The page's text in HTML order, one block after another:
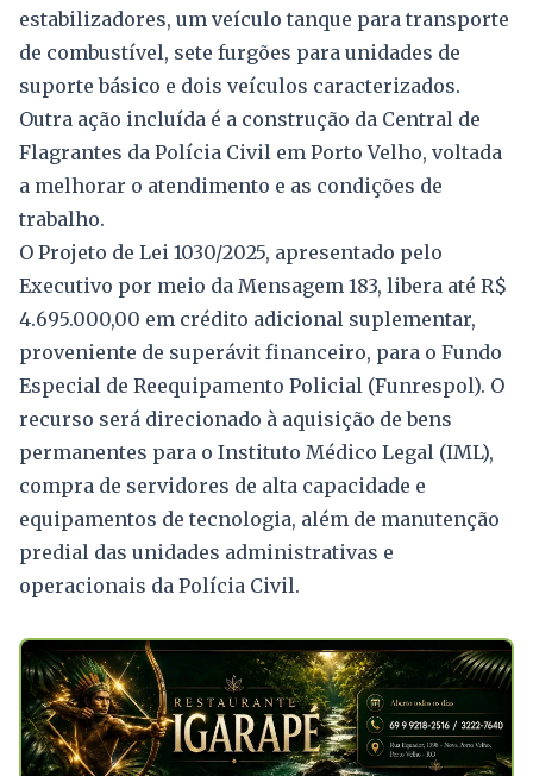
estabilizadores, um veículo tanque para transporte
de combustível, sete furgões para unidades de
suporte básico e dois veículos caracterizados.
Outra ação incluída é a construção da Central de
Flagrantes da Polícia Civil em Porto Velho, voltada
a melhorar o atendimento e as condições de
trabalho.
O Projeto de Lei 1030/2025, apresentado pelo
Executivo por meio da Mensagem 183, libera até R$
4.695.000,00 em crédito adicional suplementar,
proveniente de superávit financeiro, para o Fundo
Especial de Reequipamento Policial (Funrespol). O
recurso será direcionado à aquisição de bens
permanentes para o Instituto Médico Legal (IML),
compra de servidores de alta capacidade e
equipamentos de tecnologia, além de manutenção
predial das unidades administrativas e
operacionais da Polícia Civil.